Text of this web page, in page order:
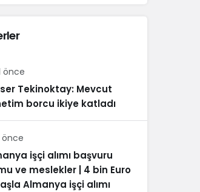
önce
Tekinoktay: Mevcut
borcu ikiye katladı
önce
işçi alımı başvuru
ve meslekler | 4 bin Euro
Almanya işçi alımı